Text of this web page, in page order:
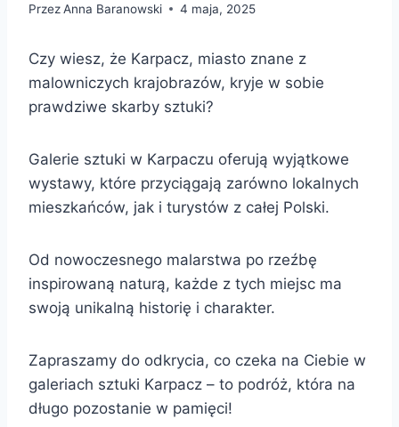
PrzezAnna Baranowski 4 maja, 2025
Czy wiesz, że Karpacz, miasto znane z
malowniczych krajobrazów, kryje w sobie
prawdziwe skarby sztuki?
Galerie sztuki w Karpaczu oferują wyjątkowe
wystawy, które przyciągają zarówno lokalnych
mieszkańców, jak i turystów z całej Polski.
Od nowoczesnego malarstwa po rzeźbę
inspirowaną naturą, każde z tych miejsc ma
swoją unikalną historię i charakter.
Zapraszamy do odkrycia, co czeka na Ciebie w
galeriach sztuki Karpacz – to podróż, która na
długo pozostanie w pamięci!